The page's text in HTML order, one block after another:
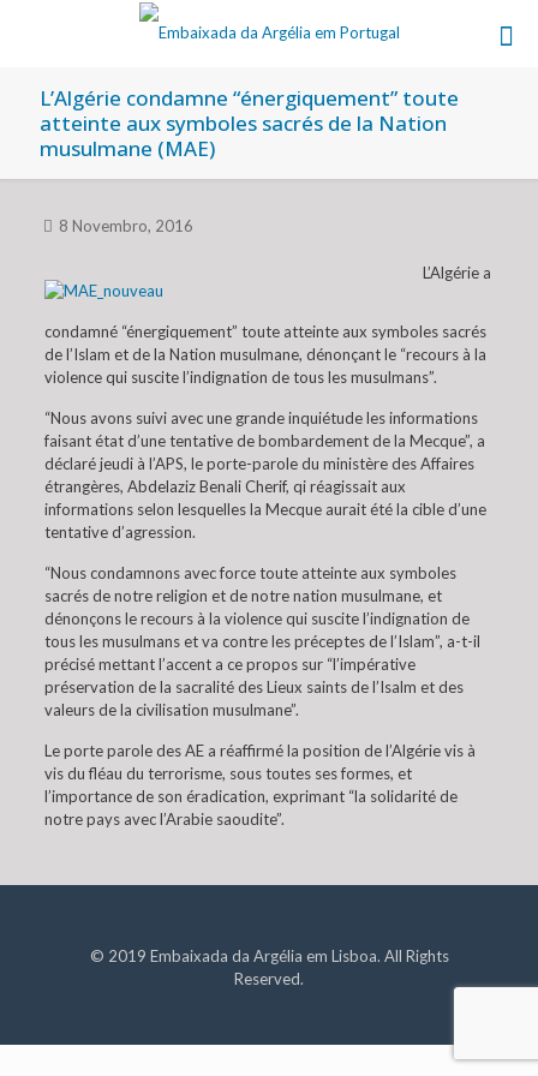
L’Algérie condamne “énergiquement” toute
atteinte aux symboles sacrés de la Nation
musulmane (MAE)
8 Novembro, 2016
L’Algérie a
condamné “énergiquement” toute atteinte aux symboles sacrés
de l’Islam et de la Nation musulmane, dénonçant le “recours à la
violence qui suscite l’indignation de tous les musulmans”.
“Nous avons suivi avec une grande inquiétude les informations
faisant état d’une tentative de bombardement de la Mecque”, a
déclaré jeudi à l’APS, le porte-parole du ministère des Affaires
étrangères, Abdelaziz Benali Cherif, qi réagissait aux
informations selon lesquelles la Mecque aurait été la cible d’une
tentative d’agression.
“Nous condamnons avec force toute atteinte aux symboles
sacrés de notre religion et de notre nation musulmane, et
dénonçons le recours à la violence qui suscite l’indignation de
tous les musulmans et va contre les préceptes de l’Islam”, a-t-il
précisé mettant l’accent a ce propos sur “l’impérative
préservation de la sacralité des Lieux saints de l’Isalm et des
valeurs de la civilisation musulmane”.
Le porte parole des AE a réaffirmé la position de l’Algérie vis à
vis du fléau du terrorisme, sous toutes ses formes, et
l’importance de son éradication, exprimant “la solidarité de
notre pays avec l’Arabie saoudite”.
© 2019 Embaixada da Argélia em Lisboa. All Rights
Reserved.